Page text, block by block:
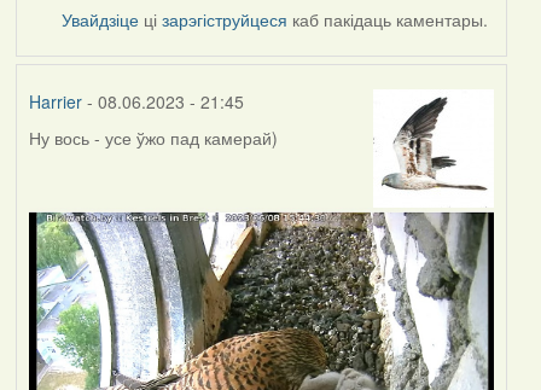
Увайдзіце цізарэгіструйцеся каб пакідаць каментары.
Harrier- 08.06.2023 - 21:45
Ну вось - усе ўжо пад камерай)